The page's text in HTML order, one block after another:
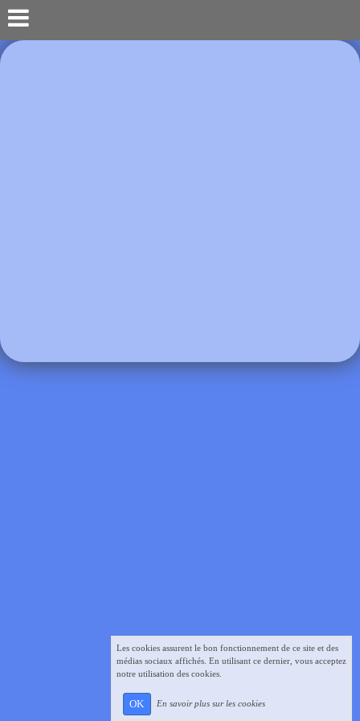
Les cookies assurent le bon fonctionnement de ce site et des
médias sociaux affichés. En utilisant ce dernier, vous acceptez
notre utilisation des cookies.
OK En savoir plus sur les cookies